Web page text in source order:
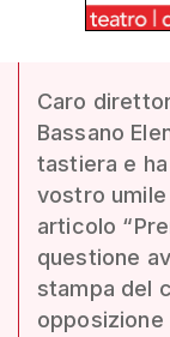
Caro
Bassano
tastiera e
vostro
articolo
questione
stampa del